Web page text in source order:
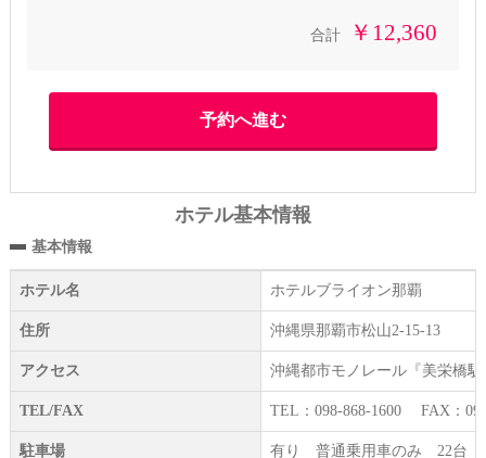
合計 ￥12,360
ホテル基本情報
基本情報
ホテル名 ホテルブライオン那覇
住所 沖縄県那覇市松山2-15-13
アクセス 沖縄都市モノレール『美栄橋
TEL/FAX TEL：098-868-1600 FAX：
駐車場 有り 普通乗用車のみ 22台